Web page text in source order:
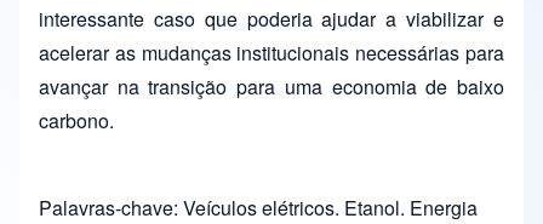
interessante caso que poderia ajudar a viabilizar e
acelerar as mudanças institucionais necessárias para
avançar na transição para uma economia de baixo
carbono.
Palavras-chave: Veículos elétricos. Etanol. Energia